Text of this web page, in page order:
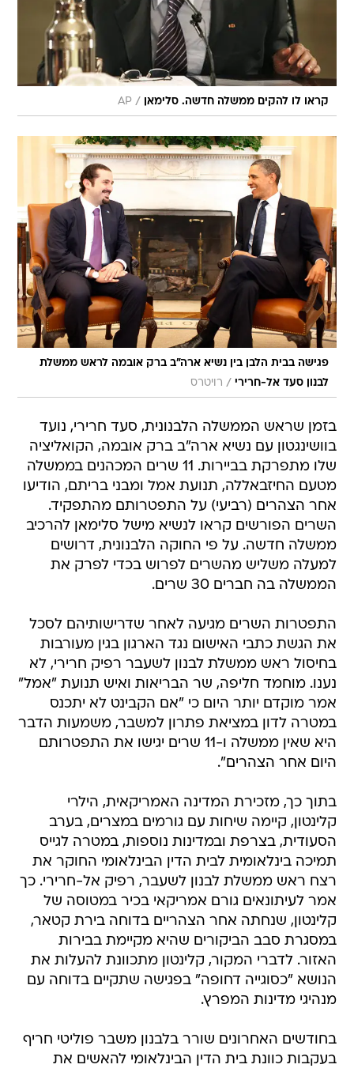
קראו לו להקים ממשלה חדשה. סלימאן /
AP
פגישה בבית הלבן בין נשיא ארה"ב ברק אובמה לראש ממשלת
לבנון סעד אל-חרירי / רויטרס
בזמן שראש הממשלה הלבנונית, סעד חרירי, נועד
בוושינגטון עם נשיא ארה"ב ברק אובמה, הקואליציה
שלו מתפרקת בביירות. 11 שרים המכהנים בממשלה
מטעם החיזבאללה, תנועת אמל ומבני בריתם, הודיעו
אחר הצהרים (רביעי) על התפטרותם מהתפקיד.
השרים הפורשים קראו לנשיא מישל סלימאן להרכיב
ממשלה חדשה. על פי החוקה הלבנונית, דרושים
למעלה משליש מהשרים לפרוש בכדי לפרק את
הממשלה בה חברים 30 שרים.
התפטרות השרים מגיעה לאחר שדרישותיהם לסכל
את הגשת כתבי האישום נגד הארגון בגין מעורבות
בחיסול ראש ממשלת לבנון לשעבר רפיק חרירי, לא
נענו. מוחמד חליפה, שר הבריאות ואיש תנועת "אמל"
אמר מוקדם יותר היום כי "אם הקבינט לא יתכנס
במטרה לדון במציאת פתרון למשבר, משמעות הדבר
היא שאין ממשלה ו-11 שרים יגישו את התפטרותם
היום אחר הצהרים".
בתוך כך, מזכירת המדינה האמריקאית, הילרי
קלינטון, קיימה שיחות עם גורמים במצרים, בערב
הסעודית, בצרפת ובמדינות נוספות, במטרה לגייס
תמיכה בינלאומית לבית הדין הבינלאומי החוקר את
רצח ראש ממשלת לבנון לשעבר, רפיק אל-חרירי. כך
אמר לעיתונאים גורם אמריקאי בכיר במטוסה של
קלינטון, שנחתה אחר הצהריים בדוחה בירת קטאר,
במסגרת סבב הביקורים שהיא מקיימת בבירות
האזור. לדברי המקור, קלינטון מתכוונת להעלות את
הנושא "כסוגייה דחופה" בפגישה שתקיים בדוחה עם
מנהיגי מדינות המפרץ.
בחודשים האחרונים שורר בלבנון משבר פוליטי חריף
בעקבות כוונת בית הדין הבינלאומי להאשים את